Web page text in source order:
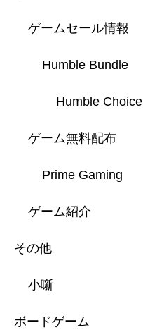
ゲームセール情報
Humble Bundle
Humble Choice
ゲーム無料配布
Prime Gaming
ゲーム紹介
その他
小噺
ボードゲーム